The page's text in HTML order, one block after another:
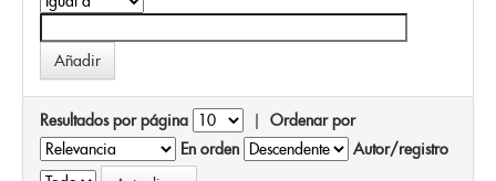
Resultados por página | Ordenar por
En orden
Autor/registro